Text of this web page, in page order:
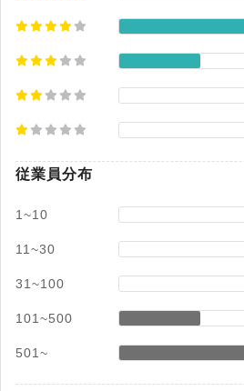
従業員分布
1~10
11~30
31~100
101~500
501~